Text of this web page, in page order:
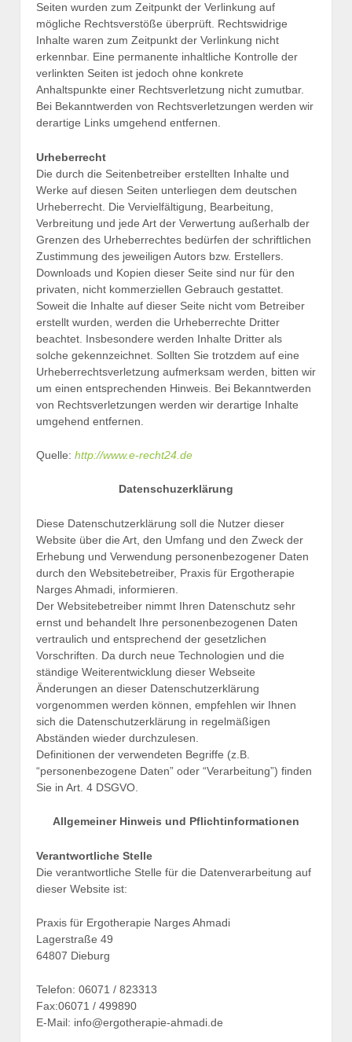
Seiten wurden zum Zeitpunkt der Verlinkung auf
mögliche Rechtsverstöße überprüft. Rechtswidrige
Inhalte waren zum Zeitpunkt der Verlinkung nicht
erkennbar. Eine permanente inhaltliche Kontrolle der
verlinkten Seiten ist jedoch ohne konkrete
Anhaltspunkte einer Rechtsverletzung nicht zumutbar.
Bei Bekanntwerden von Rechtsverletzungen werden wir
derartige Links umgehend entfernen.
Urheberrecht
Die durch die Seitenbetreiber erstellten Inhalte und
Werke auf diesen Seiten unterliegen dem deutschen
Urheberrecht. Die Vervielfältigung, Bearbeitung,
Verbreitung und jede Art der Verwertung außerhalb der
Grenzen des Urheberrechtes bedürfen der schriftlichen
Zustimmung des jeweiligen Autors bzw. Erstellers.
Downloads und Kopien dieser Seite sind nur für den
privaten, nicht kommerziellen Gebrauch gestattet.
Soweit die Inhalte auf dieser Seite nicht vom Betreiber
erstellt wurden, werden die Urheberrechte Dritter
beachtet. Insbesondere werden Inhalte Dritter als
solche gekennzeichnet. Sollten Sie trotzdem auf eine
Urheberrechtsverletzung aufmerksam werden, bitten wir
um einen entsprechenden Hinweis. Bei Bekanntwerden
von Rechtsverletzungen werden wir derartige Inhalte
umgehend entfernen.
Quelle: http://www.e-recht24.de
Datenschuzerklärung
Diese Datenschutzerklärung soll die Nutzer dieser
Website über die Art, den Umfang und den Zweck der
Erhebung und Verwendung personenbezogener Daten
durch den Websitebetreiber, Praxis für Ergotherapie
Narges Ahmadi, informieren.
Der Websitebetreiber nimmt Ihren Datenschutz sehr
ernst und behandelt Ihre personenbezogenen Daten
vertraulich und entsprechend der gesetzlichen
Vorschriften. Da durch neue Technologien und die
ständige Weiterentwicklung dieser Webseite
Änderungen an dieser Datenschutzerklärung
vorgenommen werden können, empfehlen wir Ihnen
sich die Datenschutzerklärung in regelmäßigen
Abständen wieder durchzulesen.
Definitionen der verwendeten Begriffe (z.B.
“personenbezogene Daten” oder “Verarbeitung”) finden
Sie in Art. 4 DSGVO.
Allgemeiner Hinweis und Pflichtinformationen
Verantwortliche Stelle
Die verantwortliche Stelle für die Datenverarbeitung auf
dieser Website ist:
Praxis für Ergotherapie Narges Ahmadi
Lagerstraße 49
64807 Dieburg
Telefon: 06071 / 823313
Fax:06071 / 499890
E-Mail: info@ergotherapie-ahmadi.de